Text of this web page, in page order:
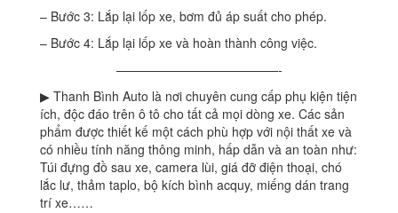
– Bước 3: Lắp lại lốp xe, bơm đủ áp suất cho phép.
– Bước 4: Lắp lại lốp xe và hoàn thành công việc.
—————————————-
▶ Thanh Bình Auto là nơi chuyên cung cấp phụ kiện tiện
ích, độc đáo trên ô tô cho tất cả mọi dòng xe. Các sản
phẩm được thiết kế một cách phù hợp với nội thất xe và
có nhiều tính năng thông minh, hấp dẫn và an toàn như:
Túi đựng đồ sau xe, camera lùi, giá đỡ điện thoại, chó
lắc lư, thảm taplo, bộ kích bình acquy, miếng dán trang
trí xe……